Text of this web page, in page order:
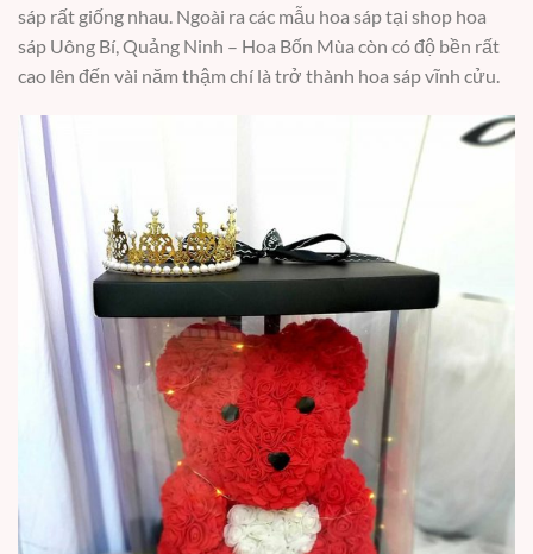
sáp rất giống nhau. Ngoài ra các mẫu hoa sáp tại shop hoa
sáp Uông Bí, Quảng Ninh – Hoa Bốn Mùa còn có độ bền rất
cao lên đến vài năm thậm chí là trở thành hoa sáp vĩnh cửu.